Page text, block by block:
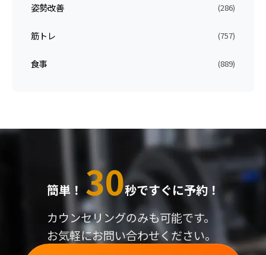
姿勢改善 (286)
筋トレ (757)
食事 (889)
簡単！ 30秒ですぐに予約！
カウンセリングのみも可能です。
お気軽にお問い合わせください。